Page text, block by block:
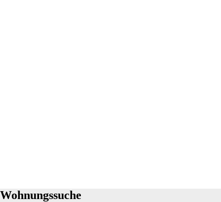
Wohnungssuche